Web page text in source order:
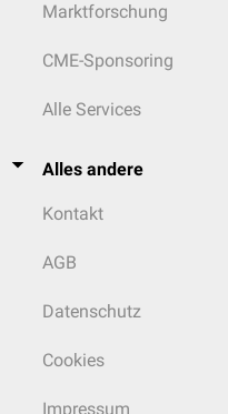
Marktforschung
CME-Sponsoring
Alle Services
Alles andere
Kontakt
AGB
Datenschutz
Cookies
Impressum